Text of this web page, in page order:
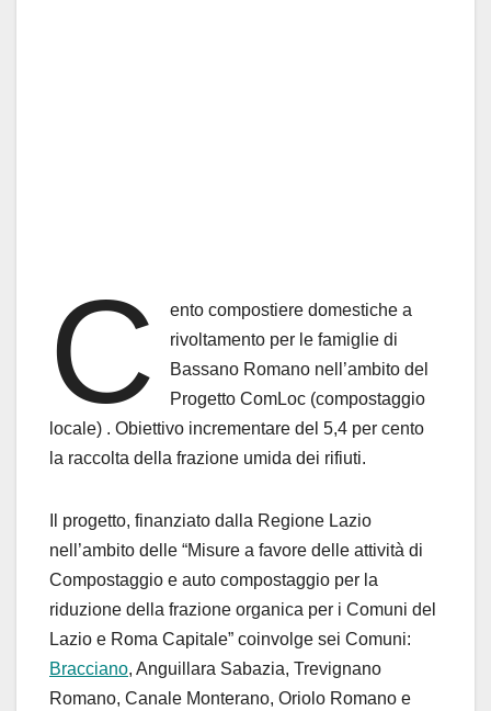
C
ento compostiere domestiche a
rivoltamento per le famiglie di
Bassano Romano nell’ambito del
Progetto ComLoc (compostaggio
locale) . Obiettivo incrementare del 5,4 per cento
la raccolta della frazione umida dei rifiuti.
Il progetto, finanziato dalla Regione Lazio
nell’ambito delle “Misure a favore delle attività di
Compostaggio e auto compostaggio per la
riduzione della frazione organica per i Comuni del
Lazio e Roma Capitale” coinvolge sei Comuni:
Bracciano, Anguillara Sabazia, Trevignano
Romano, Canale Monterano, Oriolo Romano e